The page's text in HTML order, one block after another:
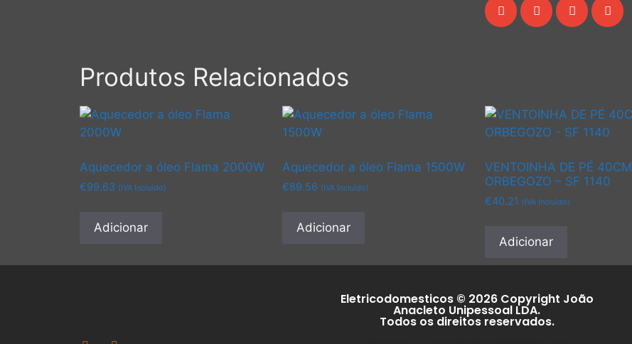
Produtos Relacionados
Aquecedor a óleo Flama 2000W
€99.63 (IVA Incluído)
Adicionar
Aquecedor a óleo Flama 1500W
€89.56 (IVA Incluído)
Adicionar
VENTOINHA DE PÉ 40CM
ORBEGOZO – SF 1140
€40.21 (IVA Incluído)
Adicionar
Eletricodomesticos © 2026 Copyright João
Anacleto Unipessoal LDA.
Todos os direitos reservados.